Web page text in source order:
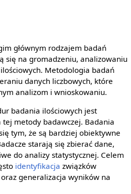
głównym rodzajem badań
się na gromadzeniu, analizowaniu
Metodologia badań
danych liczbowych, które
analizom i wnioskowaniu.
badania ilościowych jest
metody badawczej. Badania
tym, że są bardziej obiektywne
starają się zbierać dane,
do analizy statystycznej. Celem
identyfikacja związków
generalizacja wyników na